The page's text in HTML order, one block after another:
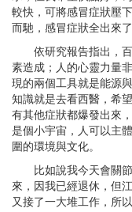
較快，可將感冒症狀壓
而馳，感冒症狀全出來了
依研究報告指出，百
素造成；人的心靈力量
現的兩個工具就是能源
知識就是去看西醫，希
有其他症狀都爆發出來
是個小宇宙，人可以主
圍的環境與文化。
比如說我今天會關節
來，因我已經退休，但
又接了一大堆工作，所